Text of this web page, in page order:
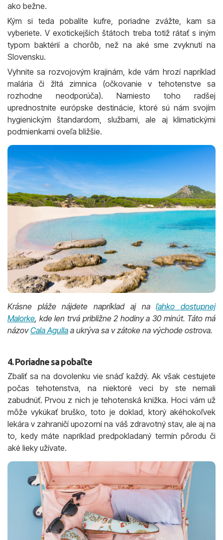
ako bežne.
Kým si teda pobalíte kufre, poriadne zvážte, kam sa
vyberiete. V exotickejších štátoch treba totiž rátať s iným
typom baktérií a chorôb, než na aké sme zvyknutí na
Slovensku.
Vyhnite sa rozvojovým krajinám, kde vám hrozí napríklad
malária či žltá zimnica (očkovanie v tehotenstve sa
rozhodne neodporúča). Namiesto toho radšej
uprednostnite európske destinácie, ktoré sú nám svojím
hygienickým štandardom, službami, ale aj klimatickými
podmienkami oveľa bližšie.
Krásne pláže nájdete napríklad aj naľahko dostupnej
Malorke, kde len trvá približne 2 hodiny a 30 minút. Táto má
názovCala Agulla a ukrýva sa v zátoke na východe ostrova.
4. Poriadne sa pobaľte
Zbaliť sa na dovolenku vie snáď každý. Ak však cestujete
počas tehotenstva, na niektoré veci by ste nemali
zabudnúť. Prvou z nich je tehotenská knižka. Hoci vám už
môže vykúkať bruško, toto je doklad, ktorý akéhokoľvek
lekára v zahraničí upozorní na váš zdravotný stav, ale aj na
to, kedy máte napríklad predpokladaný termín pôrodu či
aké lieky užívate.